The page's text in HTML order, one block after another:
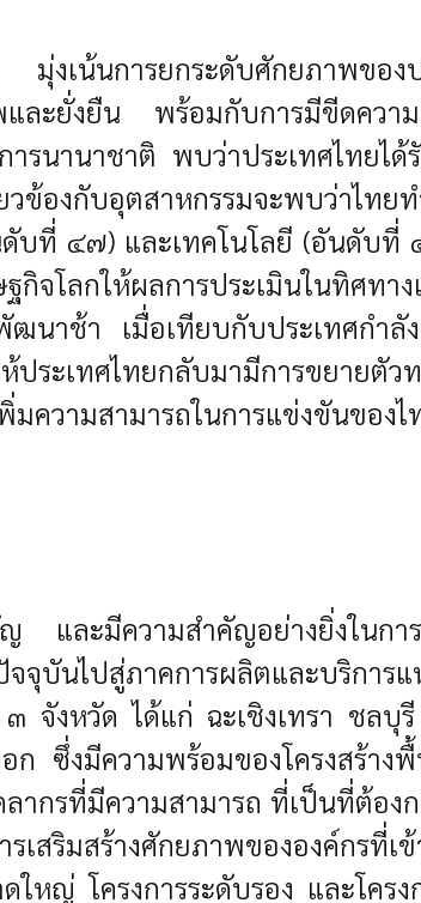
มุ่งเน้นการยกระดับศักยภาพขอ
ละยั่งยืน พร้อมกับการมีขีดควา
ารนานาชาติ พบว่าประเทศไทย
งกับอุตสาหกรรมจะพบว่าไทย
ที่ ๔๗) และเทคโนโลยี (อันดับที่
โลกให้ผลการประเมินในทิศทา
นาช้า เมื่อเทียบกับประเทศกำ
ระเทศไทยกลับมามีการขยายตัว
มความสามารถในการแข่งขันขอ
และมีความสำคัญอย่างยิ่งในกา
จจุบันไปสู่ภาคการผลิตและบริกา
หวัด ได้แก่ ฉะเชิงเทรา ชลบุรี
ก ซึ่งมีความพร้อมของโครงสร้า
ากรที่มีความสามารถ ที่เป็นที่ต้อ
สริมสร้างศักยภาพขององค์กรที่เ
ใหญ่ โครงการระดับรอง และโค